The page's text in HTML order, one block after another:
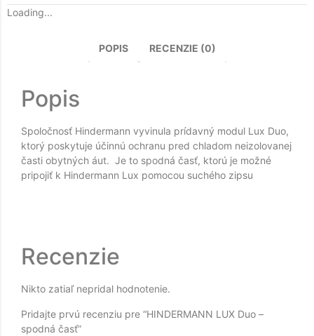
Loading...
POPIS RECENZIE (0)
Popis
Spoločnosť Hindermann vyvinula prídavný modul Lux Duo,
ktorý poskytuje účinnú ochranu pred chladom neizolovanej
časti obytných áut. Je to spodná časť, ktorú je možné
pripojiť k Hindermann Lux pomocou suchého zipsu
Recenzie
Nikto zatiaľ nepridal hodnotenie.
Pridajte prvú recenziu pre “HINDERMANN LUX Duo –
spodná časť”